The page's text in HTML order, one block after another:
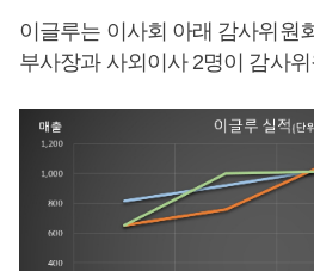
이글루는 이사회 아래 감사위원
부사장과 사외이사 2명이 감사